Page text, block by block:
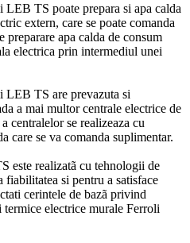
TS poate prepara si apa calda
extern, care se poate comanda
apa calda de consum
electrica prin intermediul unei
LEB TS are prevazuta si
a mai multor centrale electrice de
centralelor se realizeaza cu
care se va comanda suplimentar.
este realizatã cu tehnologii de
fiabilitatea si pentru a satisface
cerintele de bazã privind
termice electrice murale Ferroli